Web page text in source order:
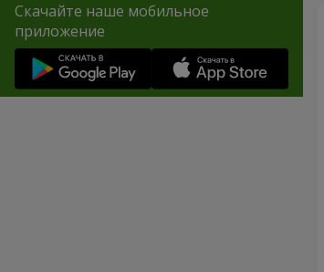
Скачайте наше мобильное
приложение